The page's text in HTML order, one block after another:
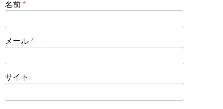
名前 *
メール *
サイト